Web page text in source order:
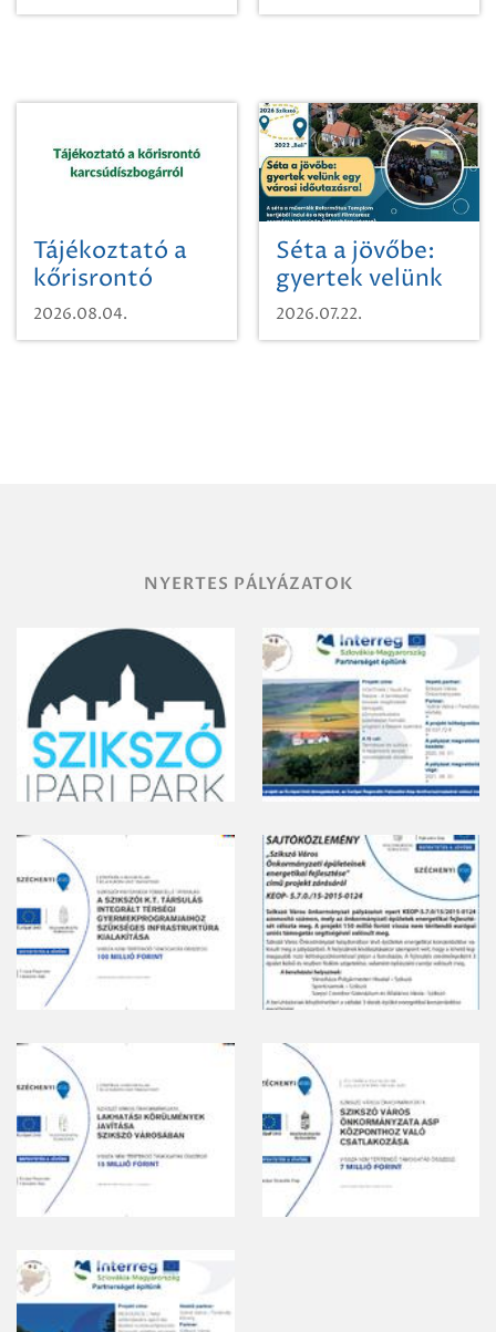
Tájékoztató a
kőrisrontó
karcsúdíszbogárról
2026.08.04.
Séta a jövőbe:
gyertek velünk
egy városi
időutazásra!
2026.07.22.
NYERTES PÁLYÁZATOK